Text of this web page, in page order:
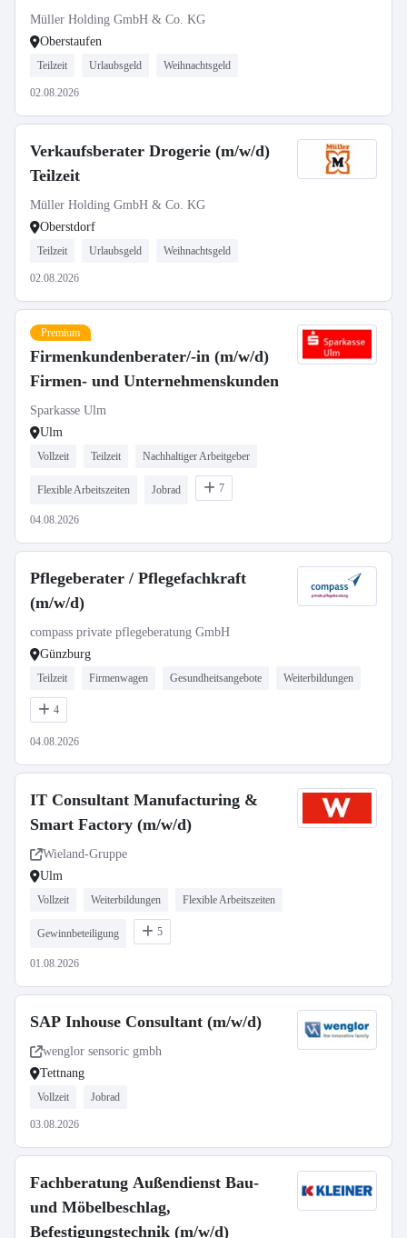
Müller Holding GmbH & Co. KG
Oberstaufen
Teilzeit Urlaubsgeld Weihnachtsgeld
02.08.2026
Verkaufsberater Drogerie (m/w/d)
Teilzeit
Müller Holding GmbH & Co. KG
Oberstdorf
Teilzeit Urlaubsgeld Weihnachtsgeld
02.08.2026
Premium
Firmenkundenberater/-in (m/w/d)
Firmen- und Unternehmenskunden
Sparkasse Ulm
Ulm
Vollzeit Teilzeit Nachhaltiger Arbeitgeber
Flexible Arbeitszeiten Jobrad 7
04.08.2026
Pflegeberater / Pflegefachkraft
(m/w/d)
compass private pflegeberatung GmbH
Günzburg
Teilzeit Firmenwagen Gesundheitsangebote Weiterbildungen
4
04.08.2026
IT Consultant Manufacturing &
Smart Factory (m/w/d)
Wieland-Gruppe
Ulm
Vollzeit Weiterbildungen Flexible Arbeitszeiten
Gewinnbeteiligung 5
01.08.2026
SAP Inhouse Consultant (m/w/d)
wenglor sensoric gmbh
Tettnang
Vollzeit Jobrad
03.08.2026
Fachberatung Außendienst Bau-
und Möbelbeschlag,
Befestigungstechnik (m/w/d)